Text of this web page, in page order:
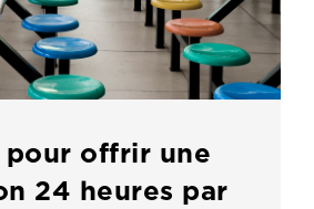
pour offrir une
24 heures par